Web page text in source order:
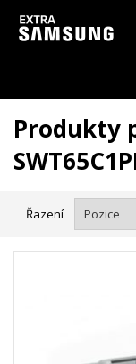
Vzhledem k aktuální
Produkty
Řazení